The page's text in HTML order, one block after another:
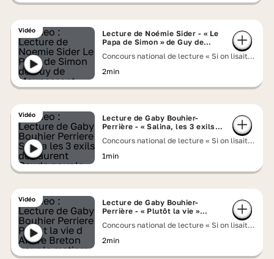
Vidéo
Lecture de Noémie Sider - « Le
Papa de Simon » de Guy de
Concours national de lecture « Si on lisait à
2min
Vidéo
Lecture de Gaby Bouhier-
Perrière - « Salina, les 3 exils »
Concours national de lecture « Si on lisait à
1min
Vidéo
Lecture de Gaby Bouhier-
Perrière - « Plutôt la vie »
Concours national de lecture « Si on lisait à
2min